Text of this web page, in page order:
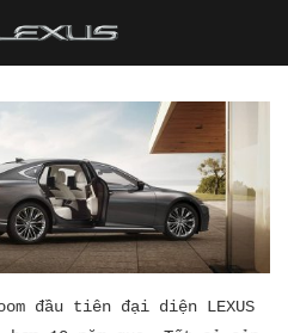
đầu tiên đại diện LEXUS